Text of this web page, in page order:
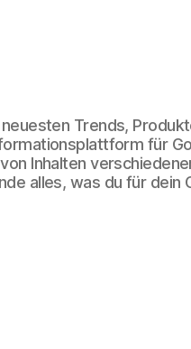
Trends,
für
Inhalten
alles, was du für dein